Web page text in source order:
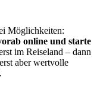
Möglichkeiten:
online und starte
im Reiseland – dann
aber wertvolle